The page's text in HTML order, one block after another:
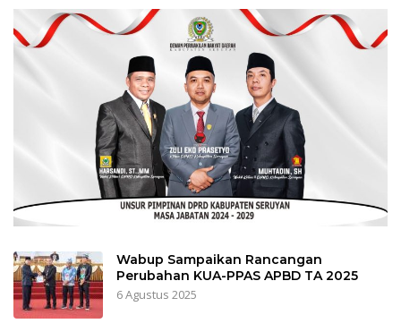
Wabup Sampaikan Rancangan
Perubahan KUA-PPAS APBD TA 2025
6 Agustus 2025